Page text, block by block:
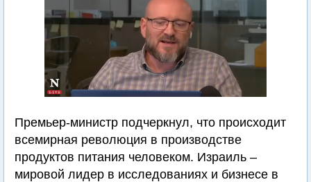
Премьер-министр подчеркнул, что происходит
всемирная революция в производстве
продуктов питания человеком. Израиль –
мировой лидер в исследованиях и бизнесе в